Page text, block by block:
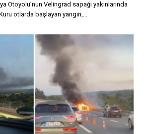
Otoyolu’nun Velingrad sapağı yakınlarında
otlarda başlayan yangın,…